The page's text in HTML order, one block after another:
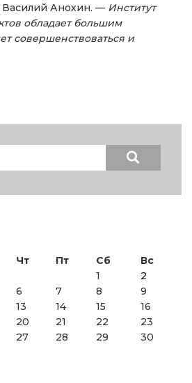
Василий Анохин. — Институт
обладает большим
совершенствоваться и
Чт Пт Сб
Вс
1
2
6 7 8
9
13 14 15
16
20 21 22
23
27 28 29
30